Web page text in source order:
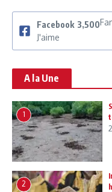
Facebook 3,500
J'aime
A la Une
1
2